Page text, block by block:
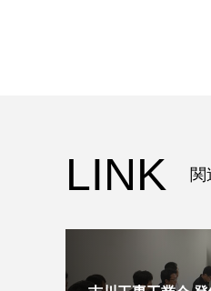
LINK 関